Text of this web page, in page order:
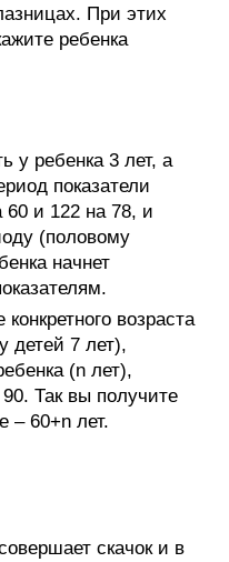
При этих
ребенка
у ребенка 3 лет, а
показатели
60 и 122 на 78, и
(половому
начнет
возраста
детей 7 лет),
(n лет),
Так вы получите
– 60+n лет.
скачок и в